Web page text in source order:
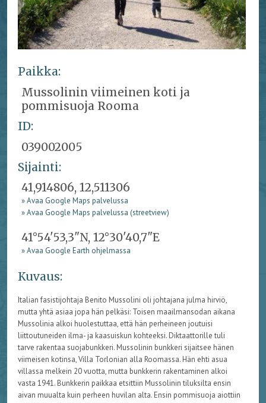
Paikka:
Mussolinin viimeinen koti ja
pommisuoja Rooma
ID:
039002005
Sijainti:
41,914806, 12,511306
» Avaa Google Maps palvelussa
» Avaa Google Maps palvelussa (streetview)
41°54'53,3"N, 12°30'40,7"E
» Avaa Google Earth ohjelmassa
Kuvaus:
Italian fasistijohtaja Benito Mussolini oli johtajana julma hirviö,
mutta yhtä asiaa jopa hän pelkäsi: Toisen maailmansodan aikana
Mussolinia alkoi huolestuttaa, että hän perheineen joutuisi
liittoutuneiden ilma- ja kaasuiskun kohteeksi. Diktaattorille tuli
tarve rakentaa suojabunkkeri. Mussolinin bunkkeri sijaitsee hänen
viimeisen kotinsa, Villa Torlonian alla Roomassa. Hän ehti asua
villassa melkein 20 vuotta, mutta bunkkerin rakentaminen alkoi
vasta 1941. Bunkkerin paikkaa etsittiin Mussolinin tiluksilta ensin
aivan muualta kuin perheen huvilan alta. Ensin pommisuoja aiottiin